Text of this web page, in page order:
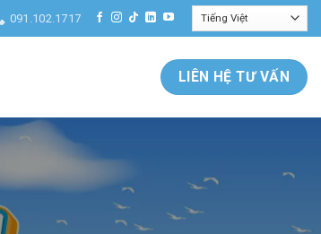
cao cấp trong những ngành tiêu dùng, chăm sóc
091.102.1717
LIÊN HỆ TƯ VẤN